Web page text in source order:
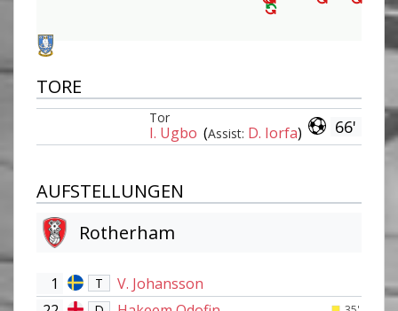
TORE
66'
Tor
I. Ugbo (Assist: D. Iorfa)
AUFSTELLUNGEN
Rotherham
1 T
V. Johansson